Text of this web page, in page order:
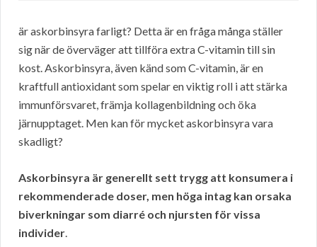
är askorbinsyra farligt? Detta är en fråga många ställer
sig när de överväger att tillföra extra C-vitamin till sin
kost. Askorbinsyra, även känd som C-vitamin, är en
kraftfull antioxidant som spelar en viktig roll i att stärka
immunförsvaret, främja kollagenbildning och öka
järnupptaget. Men kan för mycket askorbinsyra vara
skadligt?
Askorbinsyra är generellt sett trygg att konsumera i
rekommenderade doser, men höga intag kan orsaka
biverkningar som diarré och njursten för vissa
individer.